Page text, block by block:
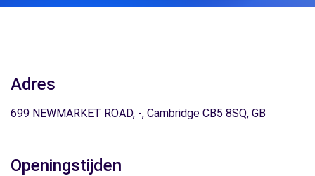
Adres
699 NEWMARKET ROAD, -, Cambridge CB5 8SQ, GB
Openingstijden